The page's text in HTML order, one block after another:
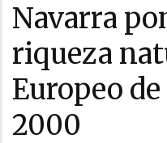
Navarra
riqueza
Europeo
2000